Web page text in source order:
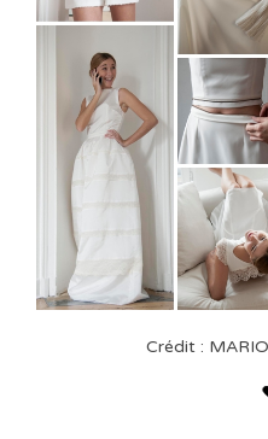
Crédit :